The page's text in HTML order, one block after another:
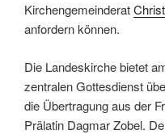
Kirchengemeinderat
anfordern können.
Die Landeskirche bietet
zentralen Gottesdienst
die Übertragung aus der
Prälatin Dagmar Zobel.